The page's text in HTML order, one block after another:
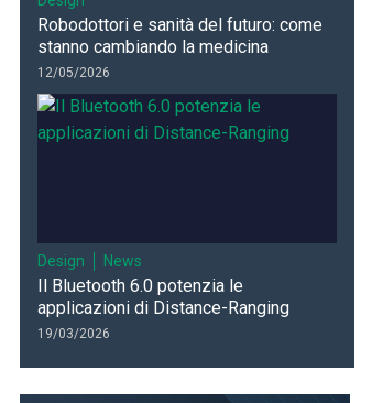
Robodottori e sanità del futuro: come
stanno cambiando la medicina
12/05/2026
Design News
Il Bluetooth 6.0 potenzia le
applicazioni di Distance-Ranging
19/03/2026